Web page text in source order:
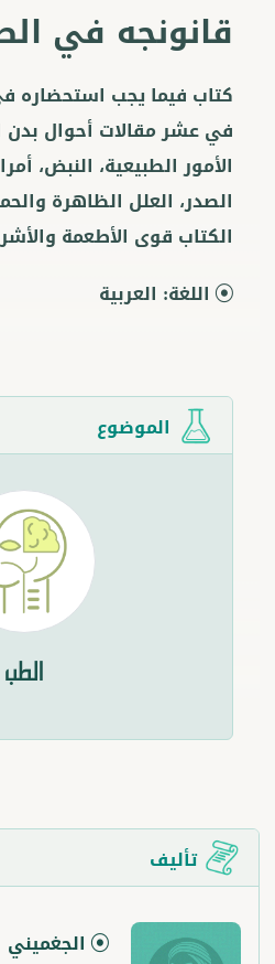
قانونجه في
كتاب فيما يجب استحضاره
في عشر مقالات أحوال بدن
الأمور الطبيعية، النبض،
الصدر، العلل الظاهرة
الكتاب قوى الأطعمة
اللغة:العربية
الموضوع
الطب
تأليف
الجغميني